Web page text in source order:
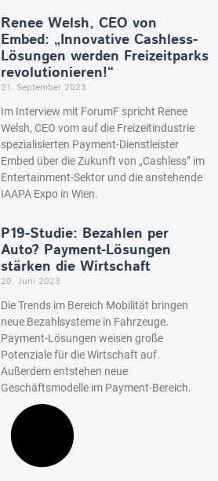
Renee Welsh, CEO von
Embed: „Innovative Cashless-
Lösungen werden Freizeitparks
revolutionieren!“
21. September 2023
Im Interview mit ForumF spricht Renee
Welsh, CEO vom auf die Freizeitindustrie
spezialisierten Payment-Dienstleister
Embed über die Zukunft von „Cashless” im
Entertainment-Sektor und die anstehende
IAAPA Expo in Wien.
P19-Studie: Bezahlen per
Auto? Payment-Lösungen
stärken die Wirtschaft
20. Juni 2023
Die Trends im Bereich Mobilität bringen
neue Bezahlsysteme in Fahrzeuge.
Payment-Lösungen weisen große
Potenziale für die Wirtschaft auf.
Außerdem entstehen neue
Geschäftsmodelle im Payment-Bereich.